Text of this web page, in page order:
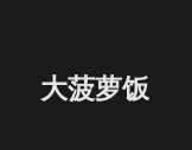
大菠萝饭